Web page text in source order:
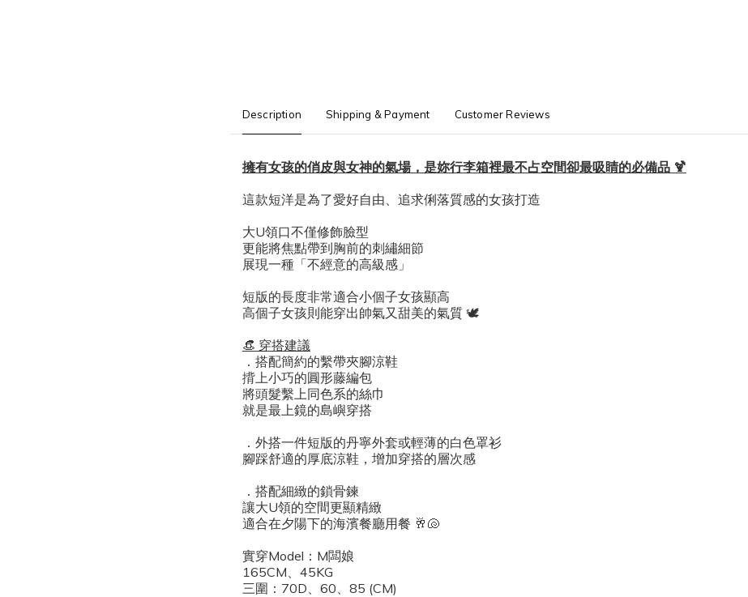
Description Shipping & Payment Customer Reviews
擁有女孩的俏皮與女神的氣場，是妳行李箱裡最不占空間卻最吸睛的必備品 🍹
這款短洋是為了愛好自由、追求俐落質感的女孩打造
大U領口不僅修飾臉型
更能將焦點帶到胸前的刺繡細節
展現一種「不經意的高級感」
短版的長度非常適合小個子女孩顯高
高個子女孩則能穿出帥氣又甜美的氣質 🕊️
​👒 穿搭建議
． 搭配簡約的繫帶夾腳涼鞋
揹上小巧的圓形藤編包
將頭髮繫上同色系的絲巾
就是最上鏡的島嶼穿搭
． 外搭一件短版的丹寧外套或輕薄的白色罩衫
腳踩舒適的厚底涼鞋，增加穿搭的層次感
． 搭配細緻的鎖骨鍊
讓大U領的空間更顯精緻
適合在夕陽下的海濱餐廳用餐 🥂🐚
實穿Model：M闆娘
165CM、45KG
三圍：70D、60、85 (CM)